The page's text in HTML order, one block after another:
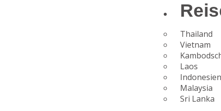
Thailand
Vietnam
Laos
Malaysia
Sri Lanka